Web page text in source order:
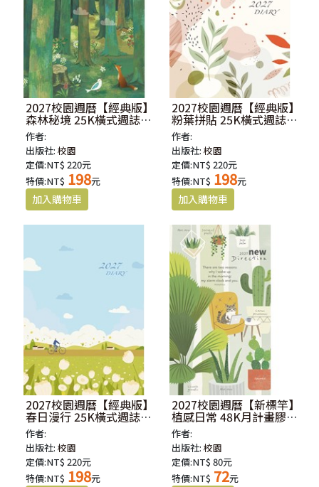
2027校園週曆【經典版】
森林秘境 25K橫式週誌卡
紙精裝
作者:
出版社:校園
定價:NT$ 220元
特價:NT$ 198元
2027校園週曆【經典版】
粉葉拼貼 25K橫式週誌卡
紙精裝
作者:
出版社:校園
定價:NT$ 220元
特價:NT$ 198元
2027校園週曆【經典版】
春日漫行 25K橫式週誌卡
紙精裝
作者:
出版社:校園
定價:NT$ 220元
特價:NT$ 198元
2027校園週曆【新標竿】
植感日常 48K月計畫膠皮
騎馬釘
作者:
出版社:校園
定價:NT$ 80元
特價:NT$ 72元